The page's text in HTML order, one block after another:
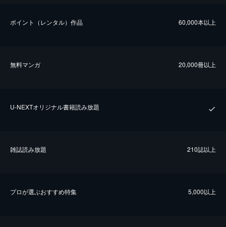
ポイント（レンタル）作品 60,000本以上
無料マンガ 20,000冊以上
U-NEXTオリジナル書籍読み放題
雑誌読み放題 210誌以上
プロが選ぶおすすめ特集 5,000以上